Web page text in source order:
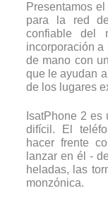
Presentamos
para la red
confiable del
incorporación
de mano con
que le ayudan
de los lugares
IsatPhone 2
difícil. El
hacer frente
lanzar en él -
heladas, las
monzónica.